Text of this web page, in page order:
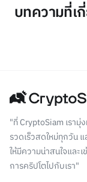
บทความที่เ
"ที่ CryptoSiam เรามุ่
รวดเร็วสดใหม่ทุกวัน
ให้มีความน่าสนใจและ
การคริปโตไปกับเรา"